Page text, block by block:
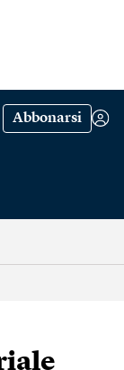
Abbonarsi